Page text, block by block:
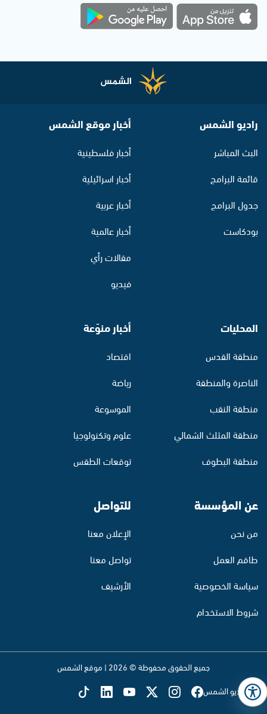
راديو الشمس
البث المباشر
قائمة البرامج
جدول البرامج
بودكاست
أخبار موقع الشمس
أخبار فلسطينية
أخبار اسرائيلية
أخبار عربية
أخبار عالمية
مقالات رأي
فيديو
المحليات
منطقة القدس
الناصرة والمنطقة
منطقة النقب
منطقة المثلث الشمالي
منطقة البطوف
أخبار منوّعة
اقتصاد
رياضة
الموسوعة
علوم وتكنولوجيا
توقعات الطقس
عن المؤسسة
من نحن
طاقم العمل
سياسة الخصوصية
شروط الاستخدام
للتواصل
الإعلان معنا
تواصل معنا
الأرشيف
جميع الحقوق محفوظة © 2026 | موقع الشمس
تابع راديو الشمس